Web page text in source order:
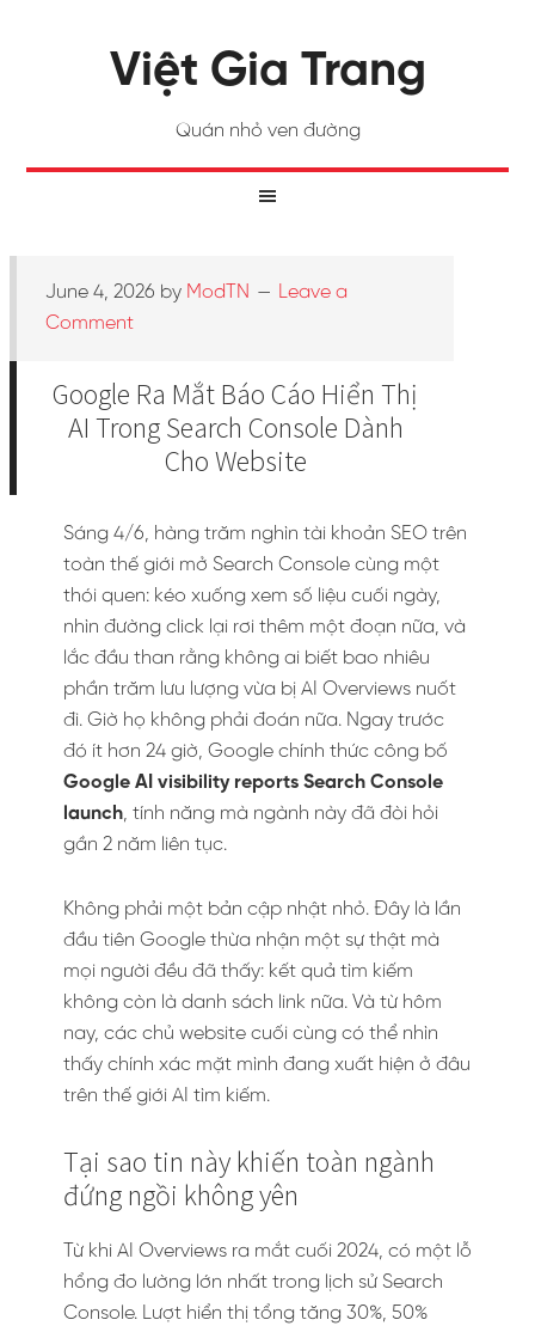
Việt Gia Trang
Quán nhỏ ven đường
June 4, 2026 by ModTN
Leave a
Comment
Google Ra Mắt Báo Cáo Hiển Thị
AI Trong Search Console Dành
Cho Website
Sáng 4/6, hàng trăm nghìn tài khoản SEO trên
toàn thế giới mở Search Console cùng một
thói quen: kéo xuống xem số liệu cuối ngày,
nhìn đường click lại rơi thêm một đoạn nữa, và
lắc đầu than rằng không ai biết bao nhiêu
phần trăm lưu lượng vừa bị AI Overviews nuốt
đi. Giờ họ không phải đoán nữa. Ngay trước
đó ít hơn 24 giờ, Google chính thức công bố
Google AI visibility reports Search Console
launch, tính năng mà ngành này đã đòi hỏi
gần 2 năm liên tục.
Không phải một bản cập nhật nhỏ. Đây là lần
đầu tiên Google thừa nhận một sự thật mà
mọi người đều đã thấy: kết quả tìm kiếm
không còn là danh sách link nữa. Và từ hôm
nay, các chủ website cuối cùng có thể nhìn
thấy chính xác mặt mình đang xuất hiện ở đâu
trên thế giới AI tìm kiếm.
Tại sao tin này khiến toàn ngành
đứng ngồi không yên
Từ khi AI Overviews ra mắt cuối 2024, có một lỗ
hổng đo lường lớn nhất trong lịch sử Search
Console. Lượt hiển thị tổng tăng 30%, 50%